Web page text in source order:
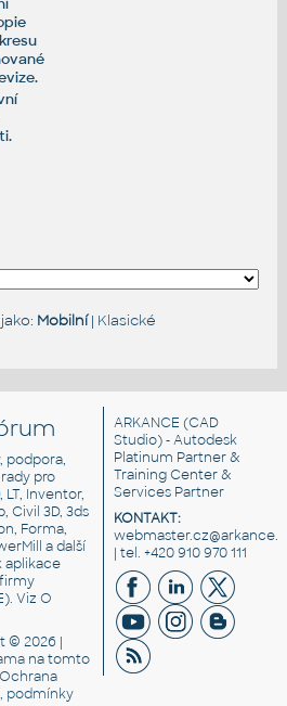
Mobilní| Klasické
podpora,
pro
LT, Inventor,
Civil 3D, 3ds
Forma,
a další
aplikace
VizO
© 2026 |
na tomto
Ochrana
podmínky
ARKANCE (CAD
Studio) - Autodesk
Platinum Partner &
Training Center &
Services Partner
KONTAKT:
| tel. +420 910 970 111